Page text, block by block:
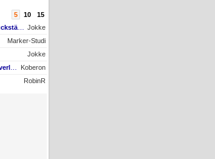
5 10
15
Jokke
Marker-Studi
Jokke
Koberon
RobinR